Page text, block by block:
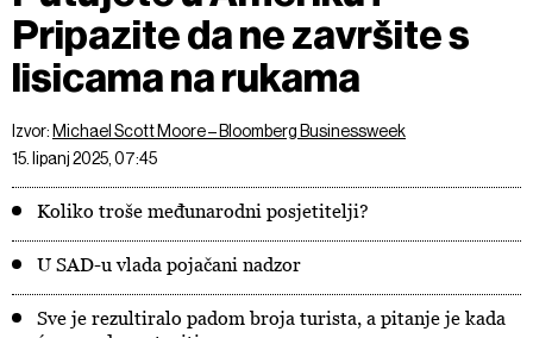
Pripazite da ne završite s
lisicama na rukama
Izvor: Michael Scott Moore – Bloomberg Businessweek
15. lipanj 2025, 07:45
Koliko troše međunarodni posjetitelji?
U SAD-u vlada pojačani nadzor
Sve je rezultiralo padom broja turista, a pitanje je kada